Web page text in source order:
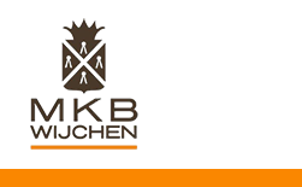
Skip to content